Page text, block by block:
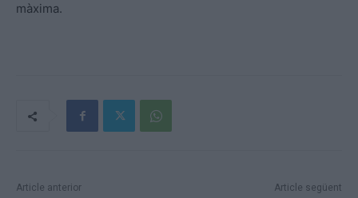
màxima.
Article anterior Article següent